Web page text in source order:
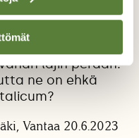
Katoin
ne onkin jotain
lajin perään.
ne on ehkä
Vantaa 20.6.2023